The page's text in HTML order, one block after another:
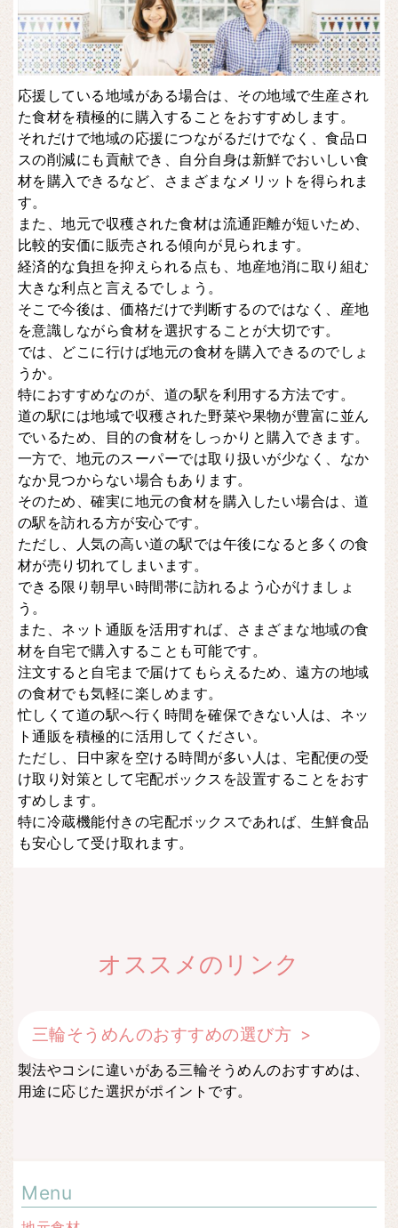
応援している地域がある場合は、その地域で生産され
た食材を積極的に購入することをおすすめします。
それだけで地域の応援につながるだけでなく、食品ロ
スの削減にも貢献でき、自分自身は新鮮でおいしい食
材を購入できるなど、さまざまなメリットを得られま
す。
また、地元で収穫された食材は流通距離が短いため、
比較的安価に販売される傾向が見られます。
経済的な負担を抑えられる点も、地産地消に取り組む
大きな利点と言えるでしょう。
そこで今後は、価格だけで判断するのではなく、産地
を意識しながら食材を選択することが大切です。
では、どこに行けば地元の食材を購入できるのでしょ
うか。
特におすすめなのが、道の駅を利用する方法です。
道の駅には地域で収穫された野菜や果物が豊富に並ん
でいるため、目的の食材をしっかりと購入できます。
一方で、地元のスーパーでは取り扱いが少なく、なか
なか見つからない場合もあります。
そのため、確実に地元の食材を購入したい場合は、道
の駅を訪れる方が安心です。
ただし、人気の高い道の駅では午後になると多くの食
材が売り切れてしまいます。
できる限り朝早い時間帯に訪れるよう心がけましょ
う。
また、ネット通販を活用すれば、さまざまな地域の食
材を自宅で購入することも可能です。
注文すると自宅まで届けてもらえるため、遠方の地域
の食材でも気軽に楽しめます。
忙しくて道の駅へ行く時間を確保できない人は、ネッ
ト通販を積極的に活用してください。
ただし、日中家を空ける時間が多い人は、宅配便の受
け取り対策として宅配ボックスを設置することをおす
すめします。
特に冷蔵機能付きの宅配ボックスであれば、生鮮食品
も安心して受け取れます。
オススメのリンク
三輪そうめんのおすすめの選び方
製法やコシに違いがある三輪そうめんのおすすめは、
用途に応じた選択がポイントです。
Menu